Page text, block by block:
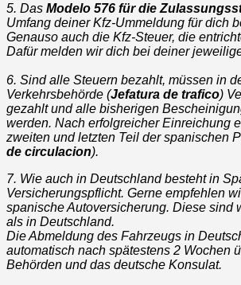
5. Das Modelo 576 für die
Umfang deiner Kfz-Ummeldung für dich
Genauso auch die Kfz-Steuer, die
Dafür melden wir dich bei deiner
6. Sind alle Steuern bezahlt, müssen in
Verkehrsbehörde (Jefatura de trafico)
gezahlt und alle bisherigen
werden. Nach erfolgreicher Einreichung
zweiten und letzten Teil der spanischen
de circulacion).
7. Wie auch in Deutschland besteht in
Versicherungspflicht. Gerne empfehlen
spanische Autoversicherung. Diese sind
als in Deutschland.
Die Abmeldung des Fahrzeugs in
automatisch nach spätestens 2 Wochen
Behörden und das deutsche Konsulat.